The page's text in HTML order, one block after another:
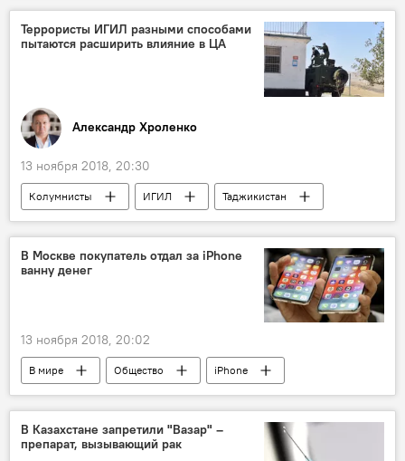
Террористы ИГИЛ разными способами
пытаются расширить влияние в ЦА
Александр Хроленко
13 ноября 2018, 20:30
Колумнисты ИГИЛ
Таджикистан
Политика
В Москве покупатель отдал за iPhone
ванну денег
13 ноября 2018, 20:02
В мире Общество
iPhone
Москва
В Казахстане запретили "Вазар" –
препарат, вызывающий рак